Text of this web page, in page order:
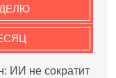
ИИ не сократит